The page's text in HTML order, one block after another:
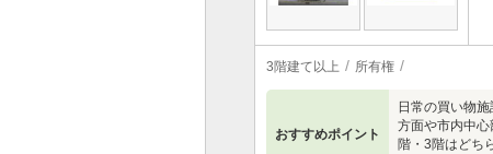
3階建て以上 所有権
おすすめポイント
日常の買い物
方面や市内中
階・3階はどち